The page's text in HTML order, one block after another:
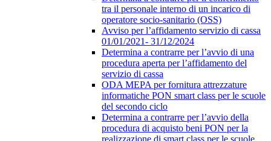
tra il personale interno di un incarico di
operatore socio-sanitario (OSS)
Avviso per l’affidamento servizio di cassa
01/01/2021- 31/12/2024
Determina a contrarre per l’avvio di una
procedura aperta per l’affidamento del
servizio di cassa
ODA MEPA per fornitura attrezzature
informatiche PON smart class per le scuole
del secondo ciclo
Determina a contrarre per l’avvio della
procedura di acquisto beni PON per la